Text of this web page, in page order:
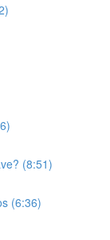
(8:51)
(6:36)